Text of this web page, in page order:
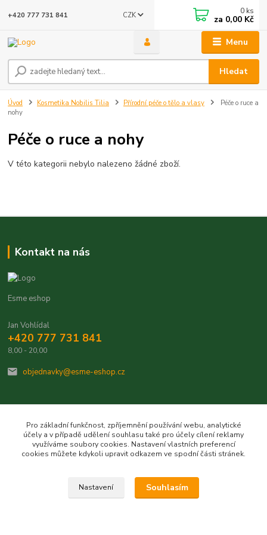
Menu
CZK
Hledat
+420 777 731 841 0 ks
za 0,00 Kč
Úvod Kosmetika Nobilis Tilia Přírodní péče o tělo a vlasy
Péče o ruce a
nohy
Péče o ruce a nohy
V této kategorii nebylo nalezeno žádné zboží.
Kontakt na nás
Esme eshop
Jan Vohlídal
+420 777 731 841
8,00 - 20,00
objednavky@esme-eshop.cz
Vytvořeno na Eshop-rychle.cz
Pro základní funkčnost, zpříjemnění používání webu, analytické
účely a v případě udělení souhlasu také pro účely cílení reklamy
využíváme soubory cookies. Nastavení vlastních preferencí
cookies můžete kdykoli upravit odkazem ve spodní části stránek.
Nastavení Souhlasím